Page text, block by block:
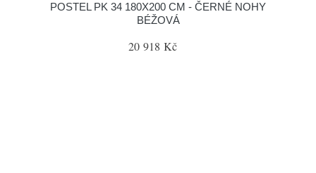
POSTEL PK 34 180X200 CM - ČERNÉ NOHY
BÉŽOVÁ
20 918 Kč